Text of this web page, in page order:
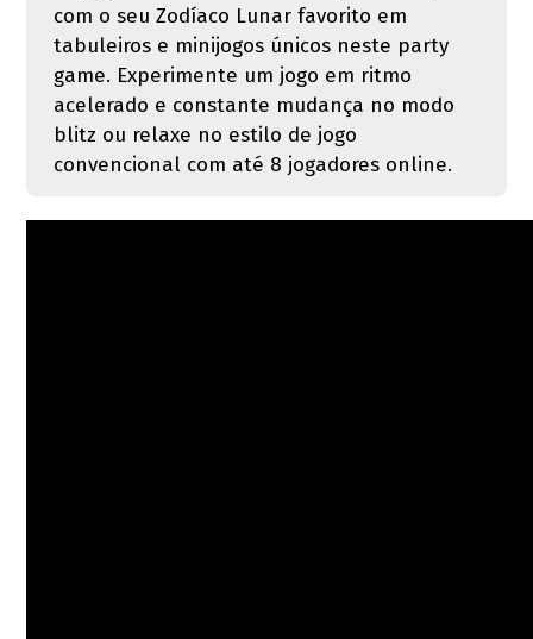
com o seu Zodíaco Lunar favorito em
tabuleiros e minijogos únicos neste party
game. Experimente um jogo em ritmo
acelerado e constante mudança no modo
blitz ou relaxe no estilo de jogo
convencional com até 8 jogadores online.